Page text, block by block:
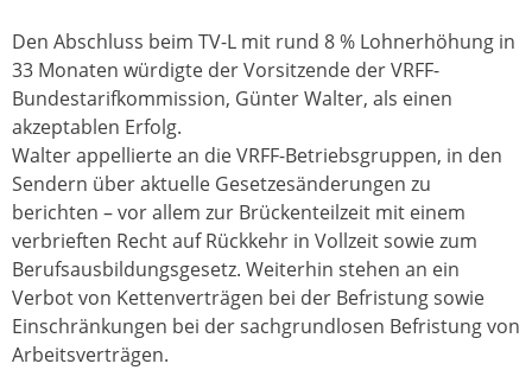
Den Abschluss beim TV-L mit rund 8 % Lohnerhöhung in
33 Monaten würdigte der Vorsitzende der VRFF-
Bundestarifkommission, Günter Walter, als einen
akzeptablen Erfolg.
Walter appellierte an die VRFF-Betriebsgruppen, in den
Sendern über aktuelle Gesetzesänderungen zu
berichten – vor allem zur Brückenteilzeit mit einem
verbrieften Recht auf Rückkehr in Vollzeit sowie zum
Berufsausbildungsgesetz. Weiterhin stehen an ein
Verbot von Kettenverträgen bei der Befristung sowie
Einschränkungen bei der sachgrundlosen Befristung von
Arbeitsverträgen.